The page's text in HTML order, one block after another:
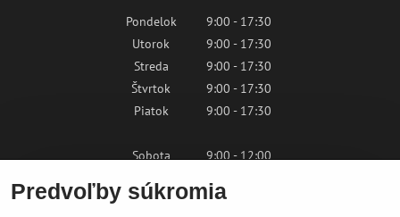
Pondelok
9:00 - 17:30
Utorok
9:00 - 17:30
Streda
9:00 - 17:30
Štvrtok
9:00 - 17:30
Piatok
9:00 - 17:30
Sobota
9:00 - 12:00
Predvoľby súkromia